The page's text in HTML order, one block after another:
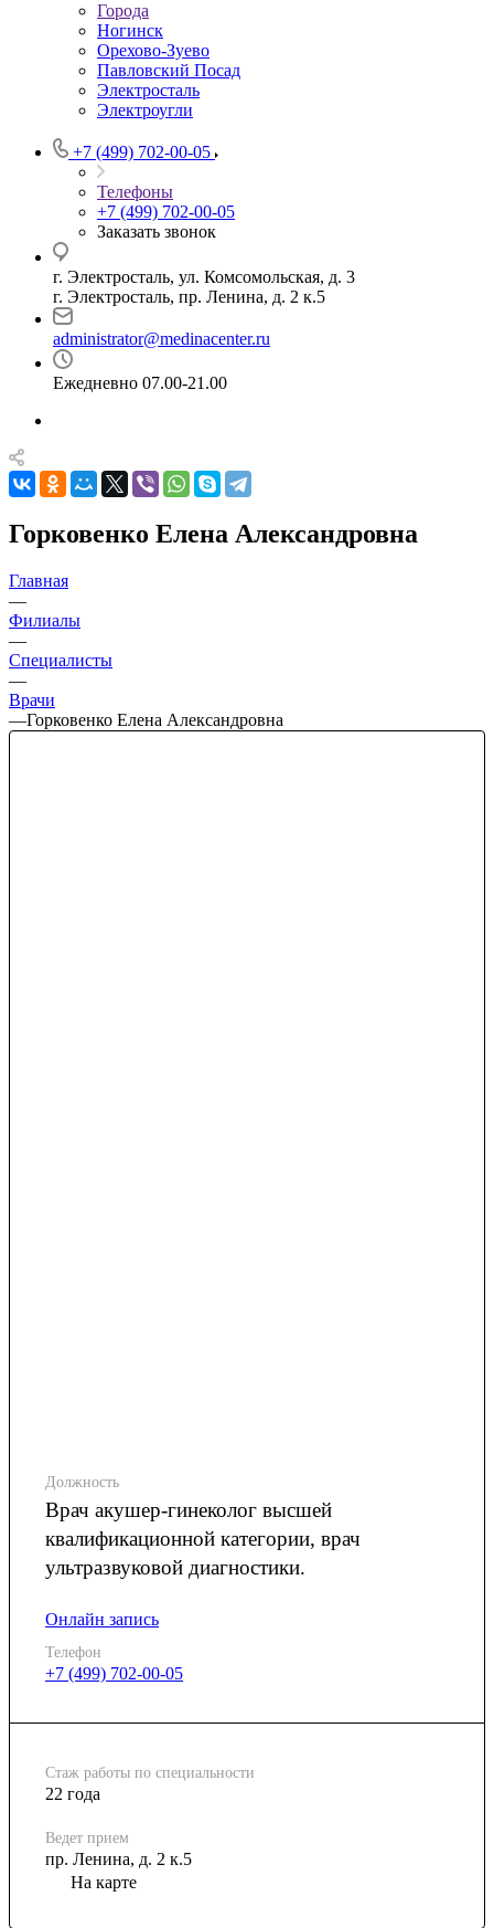
Города
Ногинск
Орехово-Зуево
Павловский Посад
Электросталь
Электроугли
+7 (499) 702-00-05
Телефоны
+7 (499) 702-00-05
Заказать звонок
г. Электросталь, ул. Комсомольская, д. 3
г. Электросталь, пр. Ленина, д. 2 к.5
administrator@medinacenter.ru
Ежедневно 07.00-21.00
Горковенко Елена Александровна
Главная
—
Филиалы
—
Специалисты
—
Врачи
—Горковенко Елена Александровна
Должность
Врач акушер-гинеколог высшей
квалификационной категории, врач
ультразвуковой диагностики.
Онлайн запись
Телефон
+7 (499) 702-00-05
Стаж работы по специальности
22 года
Ведет прием
пр. Ленина, д. 2 к.5
На карте